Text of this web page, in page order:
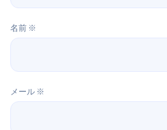
名前 ※
メール ※